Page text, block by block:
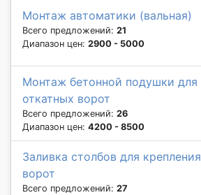
Монтаж автоматики (вальная)
Всего предложений: 21
Диапазон цен: 2900 - 5000
Монтаж бетонной подушки для
откатных ворот
Всего предложений: 26
Диапазон цен: 4200 - 8500
Заливка столбов для крепления
ворот
Всего предложений: 27